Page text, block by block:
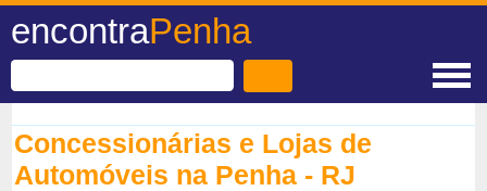
encontraPenha
Concessionárias e Lojas de
Automóveis na Penha - RJ